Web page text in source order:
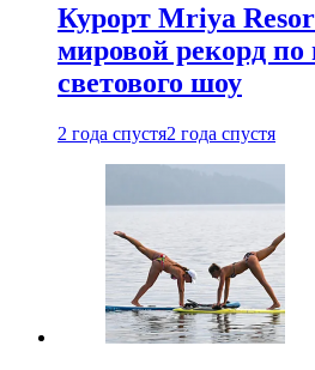
Курорт Mriya
мировой рекорд
светового шоу
2 года спустя2 года спустя